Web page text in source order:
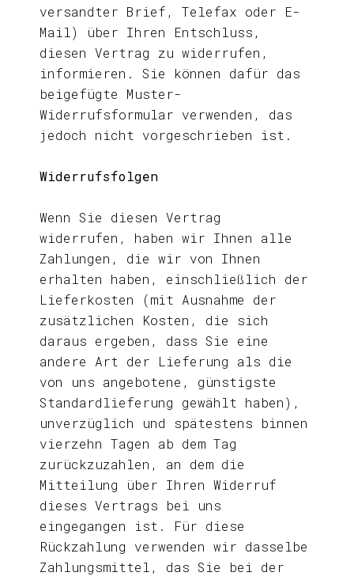
versandter Brief, Telefax oder E-
Mail) über Ihren Entschluss,
diesen Vertrag zu widerrufen,
informieren. Sie können dafür das
beigefügte Muster-
Widerrufsformular verwenden, das
jedoch nicht vorgeschrieben ist.
Widerrufsfolgen
Wenn Sie diesen Vertrag
widerrufen, haben wir Ihnen alle
Zahlungen, die wir von Ihnen
erhalten haben, einschließlich der
Lieferkosten (mit Ausnahme der
zusätzlichen Kosten, die sich
daraus ergeben, dass Sie eine
andere Art der Lieferung als die
von uns angebotene, günstigste
Standardlieferung gewählt haben),
unverzüglich und spätestens binnen
vierzehn Tagen ab dem Tag
zurückzuzahlen, an dem die
Mitteilung über Ihren Widerruf
dieses Vertrags bei uns
eingegangen ist. Für diese
Rückzahlung verwenden wir dasselbe
Zahlungsmittel, das Sie bei der